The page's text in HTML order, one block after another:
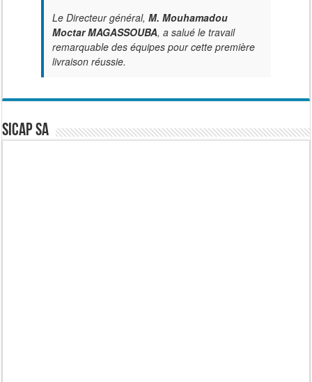
Le Directeur général, M. Mouhamadou
Moctar MAGASSOUBA, a salué le travail
remarquable des équipes pour cette première
livraison réussie.
SICAP SA